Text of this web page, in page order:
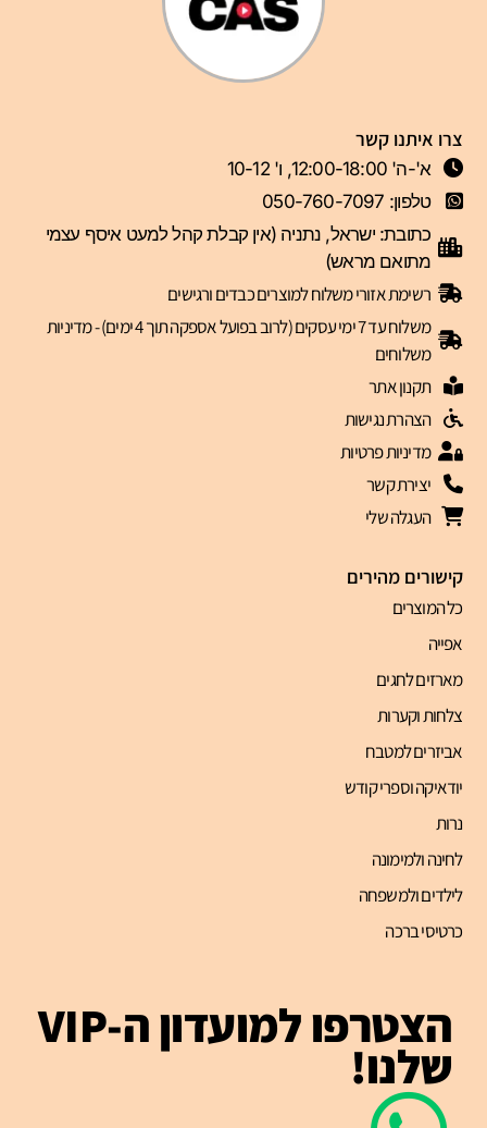
קישורים מהירים
כל המוצרים
אפייה
מארזים לחגים
צלחות וקערות
אביזרים למטבח
יודאיקה וספרי קודש
נרות
לחינה ולמימונה
לילדים ולמשפחה
כרטיסי ברכה
צרו איתנו קשר
א'-ה' 12:00-18:00, ו' 10-12
טלפון: 050-760-7097
כתובת: ישראל, נתניה (אין קבלת קהל למעט איסף עצמי
מתואם מראש)
רשימת אזורי משלוח למוצרים כבדים ורגישים
משלוח עד 7 ימי עסקים (לרוב בפועל אספקה תוך 4 ימים) - מדיניות
משלוחים
תקנון אתר
הצהרת נגישות
מדיניות פרטיות
יצירת קשר
העגלה שלי
הצטרפו למועדון ה-VIP
שלנו!